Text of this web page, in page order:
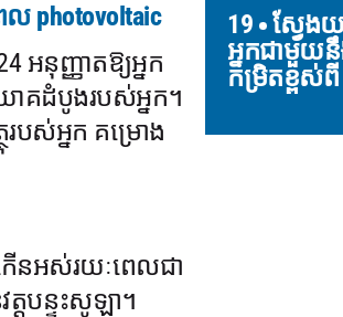
photovoltaic
អនុញ្ញាតឱ្យអ្នក
ោគដំបូងរបស់អ្នក។
របស់អ្នក គម្រោង
ើនអស់រយៈពេលជា
តបន្ទះសូឡា។
19 ស្វែង
អ្នកជាមួយ
កម្រិតខ្ពស់ពី